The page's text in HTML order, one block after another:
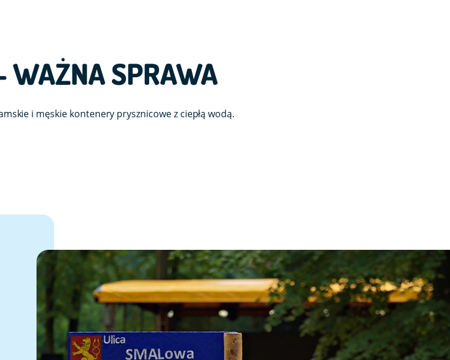
WAŻNA SPRAWA
i męskie kontenery prysznicowe z ciepłą wodą.